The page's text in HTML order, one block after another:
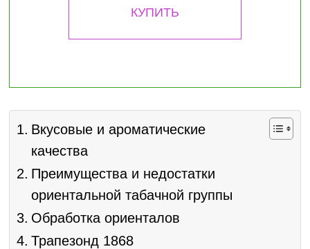
КУПИТЬ
Вкусовые и ароматические
качества
Преимущества и недостатки
ориентальной табачной группы
Обработка ориенталов
Трапезонд 1868